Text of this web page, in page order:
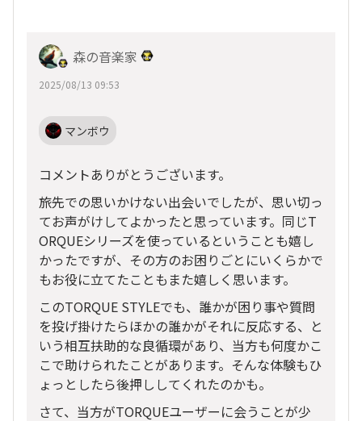
森の音楽家
2025/08/13 09:53
マンボウ
コメントありがとうございます。
旅先での思いかけない出会いでしたが、思い切っ
てお声がけしてよかったと思っています。同じT
ORQUEシリーズを使っているということも嬉し
かったですが、その方のお困りごとにいくらかで
もお役に立てたこともまた嬉しく思います。
このTORQUE STYLEでも、誰かが困り事や質問
を投げ掛けたらほかの誰かがそれに反応する、と
いう相互扶助的な良循環があり、当方も何度かこ
こで助けられたことがあります。そんな体験もひ
ょっとしたら後押ししてくれたのかも。
さて、当方がTORQUEユーザーに会うことが少